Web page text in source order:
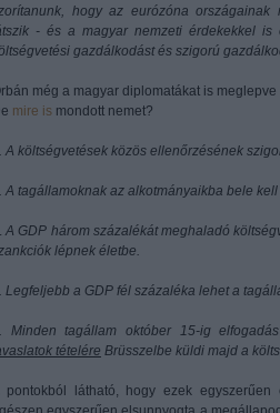
hogy az eurózóna országainak
- és a magyar nemzeti érdekekkel
gazdálkodást és szigorú
még a magyar diplomatákat is meglepve
mire is mondott nemet?
A költségvetések közös ellenőrzésének
A tagállamoknak az alkotmányaikba bele
.A GDP három százalékát meghaladó
lépnek életbe.
Legfeljebb a GDP fél százaléka lehet a
Minden tagállam október 15-ig
tételére Brüsszelbe küldi majd a
pontokból látható, hogy ezek